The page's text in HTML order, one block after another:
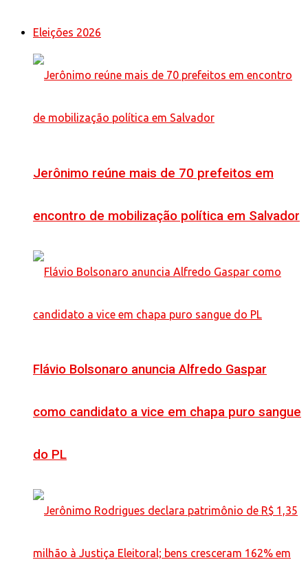
Eleições 2026
Jerônimo reúne mais de 70 prefeitos em
encontro de mobilização política em Salvador
Flávio Bolsonaro anuncia Alfredo Gaspar
como candidato a vice em chapa puro sangue
do PL